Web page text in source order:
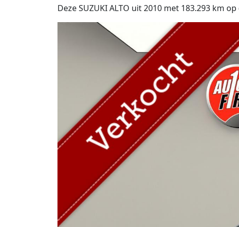
Deze SUZUKI ALTO uit 2010 met 183.293 km